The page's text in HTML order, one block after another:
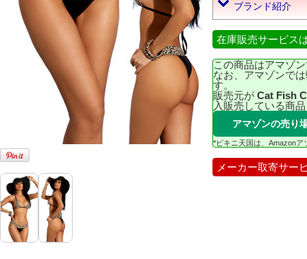
ブランド紹介
在庫販売サービス
この商品はアマゾ
なお、アマゾンで
す。
販売元が Cat Fish
入販売している商
アマゾンの売り
*ビキニ天国は、Amazon
メーカー取寄サー